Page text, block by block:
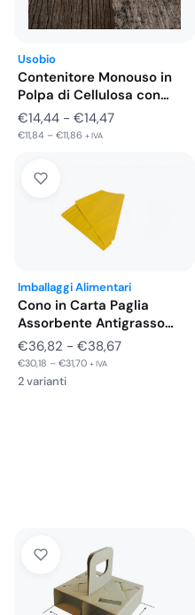
Usobio
Contenitore Monouso in
Polpa di Cellulosa con
Coperchio…
€14,44 - €14,47Fascia
€14,44
a
€14,47
€11,84 – €11,86 + IVA
Imballaggi Alimentari
Cono in Carta Paglia
Assorbente Antigrasso
Asporto Alimenti…
€36,82 - €38,67Fascia
€30,18 – €31,70 + IVA
2 varianti